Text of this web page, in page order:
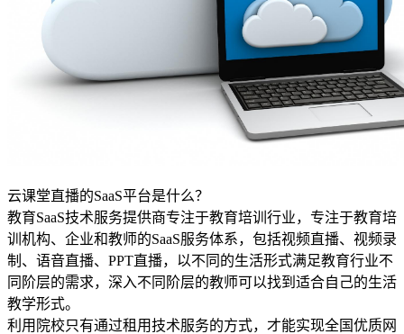
云课堂直播的SaaS平台是什么？
教育SaaS技术服务提供商专注于教育培训行业，专注于教育培
训机构、企业和教师的SaaS服务体系，包括视频直播、视频录
制、语音直播、PPT直播，以不同的生活形式满足教育行业不
同阶层的需求，深入不同阶层的教师可以找到适合自己的生活
教学形式。
利用院校只有通过租用技术服务的方式，才能实现全国优质网